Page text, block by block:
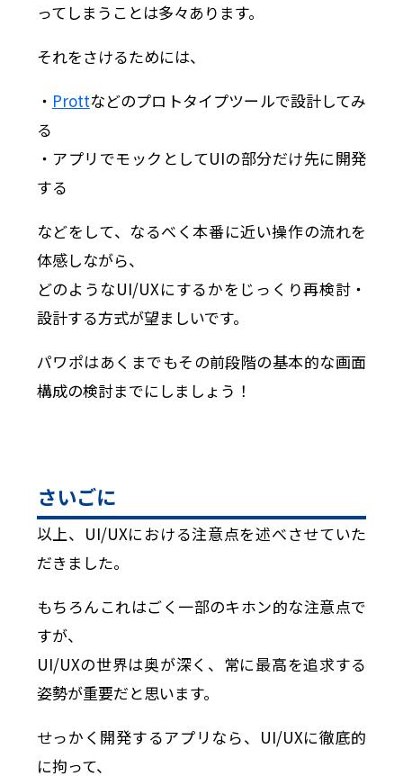
ってしまうことは多々あります。
それをさけるためには、
・ Prottなどのプロトタイプツールで設計してみ
る
・アプリでモックとしてUIの部分だけ先に開発
する
などをして、なるべく本番に近い操作の流れを
体感しながら、
どのようなUI/UXにするかをじっくり再検討・
設計する方式が望ましいです。
パワポはあくまでもその前段階の基本的な画面
構成の検討までにしましょう！
さいごに
以上、UI/UXにおける注意点を述べさせていた
だきました。
もちろんこれはごく一部のキホン的な注意点で
すが、
UI/UXの世界は奥が深く、常に最高を追求する
姿勢が重要だと思います。
せっかく開発するアプリなら、UI/UXに徹底的
に拘って、